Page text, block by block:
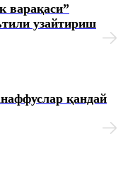
варақаси”
узайтириш
қандай